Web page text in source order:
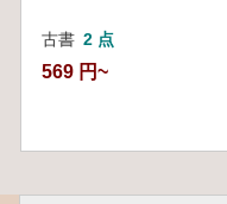
古書 2 点
569 円~